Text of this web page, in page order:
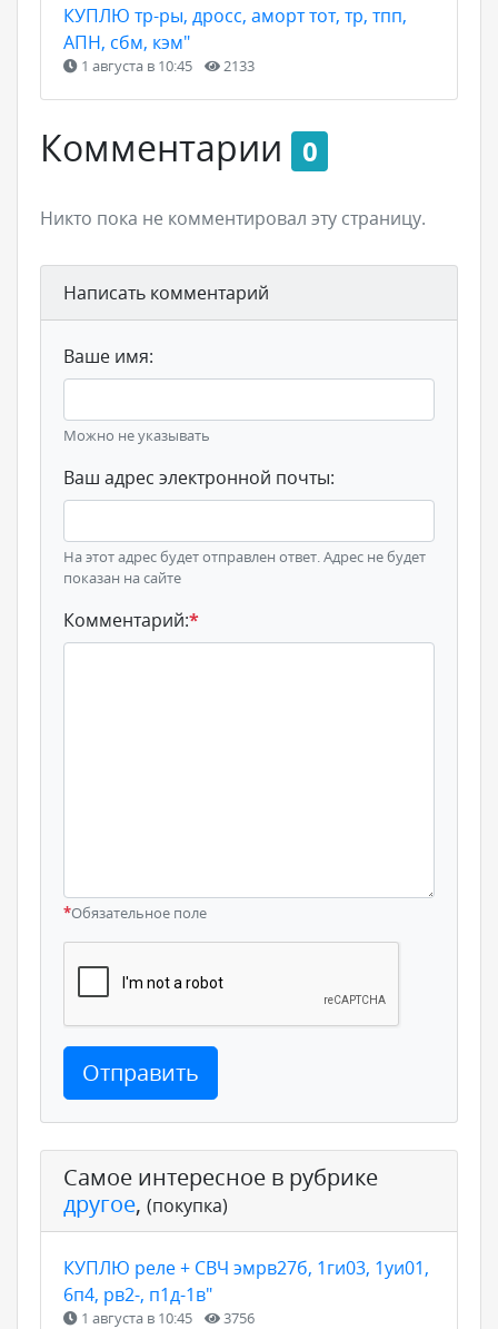
КУПЛЮ тр-ры, дросс, аморт тот, тр, тпп,
АПН, сбм, кэм"
1 августа в 10:45 2133
Комментарии 0
Никто пока не комментировал эту страницу.
Написать комментарий
Ваше имя:
Можно не указывать
Ваш адрес электронной почты:
На этот адрес будет отправлен ответ. Адрес не будет
показан на сайте
Комментарий:*
*Обязательное поле
Отправить
Самое интересное в рубрике
другое, (покупка)
КУПЛЮ реле + СВЧ эмрв27б, 1ги03, 1уи01,
6п4, рв2-, п1д-1в"
1 августа в 10:45 3756